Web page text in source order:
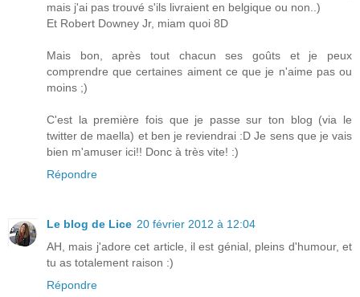
mais j'ai pas trouvé s'ils livraient en belgique ou non..)
Et Robert Downey Jr, miam quoi 8D
Mais bon, après tout chacun ses goûts et je peux
comprendre que certaines aiment ce que je n'aime pas ou
moins ;)
C'est la première fois que je passe sur ton blog (via le
twitter de maella) et ben je reviendrai :D Je sens que je vais
bien m'amuser ici!! Donc à très vite! :)
Répondre
Le blog de Lice 20 février 2012 à 12:04
AH, mais j'adore cet article, il est génial, pleins d'humour, et
tu as totalement raison :)
Répondre